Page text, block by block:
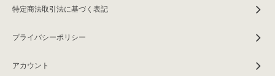
特定商法取引法に基づく表記
プライバシーポリシー
アカウント